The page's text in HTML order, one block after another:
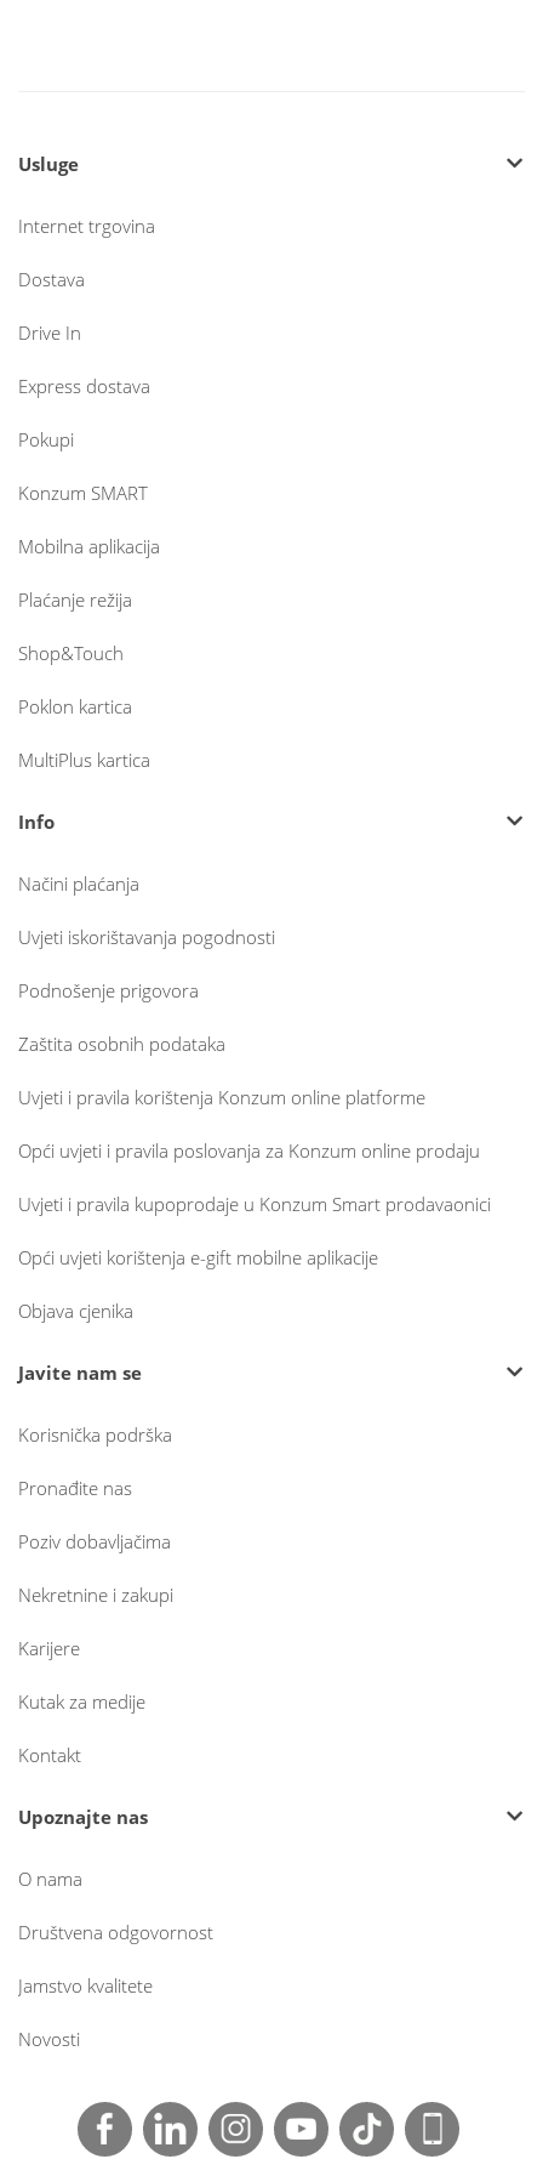
Usluge
Internet trgovina
Dostava
Drive In
Express dostava
Pokupi
Konzum SMART
Mobilna aplikacija
Plaćanje režija
Shop&Touch
Poklon kartica
MultiPlus kartica
Info
Načini plaćanja
Uvjeti iskorištavanja pogodnosti
Podnošenje prigovora
Zaštita osobnih podataka
Uvjeti i pravila korištenja Konzum online platforme
Opći uvjeti i pravila poslovanja za Konzum online prodaju
Uvjeti i pravila kupoprodaje u Konzum Smart prodavaonici
Opći uvjeti korištenja e-gift mobilne aplikacije
Objava cjenika
Javite nam se
Korisnička podrška
Pronađite nas
Poziv dobavljačima
Nekretnine i zakupi
Karijere
Kutak za medije
Kontakt
Upoznajte nas
O nama
Društvena odgovornost
Jamstvo kvalitete
Novosti